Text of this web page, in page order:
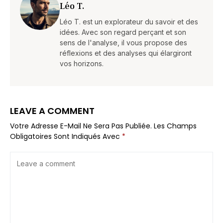
Léo T.
Léo T. est un explorateur du savoir et des
idées. Avec son regard perçant et son
sens de l'analyse, il vous propose des
réflexions et des analyses qui élargiront
vos horizons.
LEAVE A COMMENT
Votre Adresse E-Mail Ne Sera Pas Publiée. Les Champs
Obligatoires Sont Indiqués Avec *